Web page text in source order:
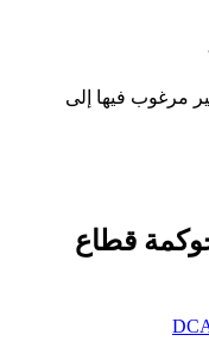
مرغوب فيها إلى
قطاع